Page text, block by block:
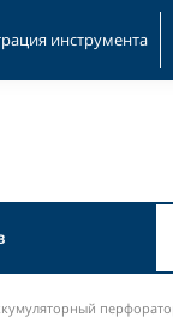
инструмента